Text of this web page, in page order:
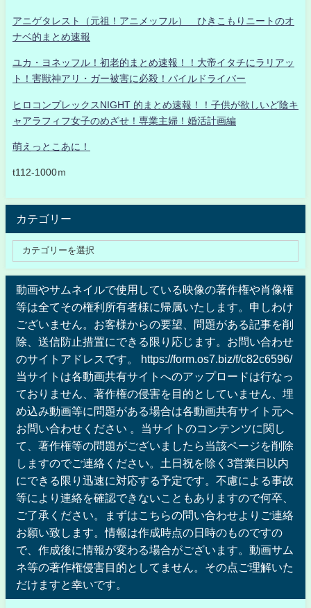
アニゲタレスト（元祖！アニメッフル） ひきこもりニートのオ
ナベ的まとめ速報
ユカ・ヨネッフル！初老的まとめ速報！！大帝イタチにラリアッ
ト！害獣神アリ・ガー被害に必殺！パイルドライバー
ヒロコンプレックスNIGHT 的まとめ速報！！子供が欲しいど陰キ
ャアラフィフ女子のめざせ！専業主婦！婚活計画編
萌えっとこあに！
t112-1000ｍ
カテゴリー
動画やサムネイルで使用している映像の著作権や肖像権
等は全てその権利所有者様に帰属いたします。申しわけ
ございません。お客様からの要望、問題がある記事を削
除、送信防止措置にできる限り応じます。お問い合わせ
のサイトアドレスです。 https://form.os7.biz/f/c82c6596/
当サイトは各動画共有サイトへのアップロードは行なっ
ておりません、著作権の侵害を目的としていません、埋
め込み動画等に問題がある場合は各動画共有サイト元へ
お問い合わせください 。当サイトのコンテンツに関し
て、著作権等の問題がございましたら当該ページを削除
しますのでご連絡ください。土日祝を除く3営業日以内
にできる限り迅速に対応する予定です。不慮による事故
等により連絡を確認できないこともありますので何卒、
ご了承ください。まずはこちらの問い合わせよりご連絡
お願い致します。情報は作成時点の日時のものですの
で、作成後に情報が変わる場合がございます。動画サム
ネ等の著作権侵害目的としてません。その点ご理解いた
だけますと幸いです。